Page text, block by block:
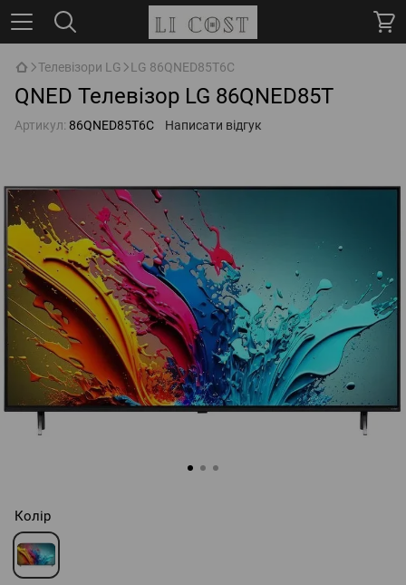
Телевізори LG LG 86QNED85T6C
QNED Телевізор LG 86QNED85T
Артикул: 86QNED85T6C Написати відгук
Колір